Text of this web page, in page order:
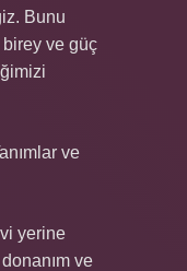
Bunu
ve güç
ve
yerine
ve